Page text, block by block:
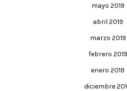
mayo 2019
abril 2019
marzo 2019
febrero 2019
enero 2019
diciembre